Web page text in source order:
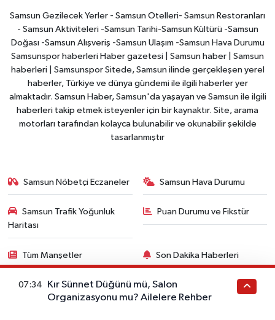
Samsun Gezilecek Yerler - Samsun Otelleri- Samsun Restoranları
- Samsun Aktiviteleri -Samsun Tarihi-Samsun Kültürü -Samsun
Doğası -Samsun Alışveriş -Samsun Ulaşım -Samsun Hava Durumu
Samsunspor haberleri Haber gazetesi | Samsun haber | Samsun
haberleri | Samsunspor Sitede, Samsun ilinde gerçekleşen yerel
haberler, Türkiye ve dünya gündemi ile ilgili haberler yer
almaktadır. Samsun Haber, Samsun'da yaşayan ve Samsun ile ilgili
haberleri takip etmek isteyenler için bir kaynaktır. Site, arama
motorları tarafından kolayca bulunabilir ve okunabilir şekilde
tasarlanmıştır
Samsun Nöbetçi Eczaneler Samsun Hava Durumu
Samsun Trafik Yoğunluk
Haritası
Puan Durumu ve Fikstür
Tüm Manşetler Son Dakika Haberleri
Haber Arşivi
07:34
Kır Sünnet Düğünü mü, Salon
Organizasyonu mu? Ailelere Rehber